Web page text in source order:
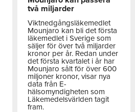
två miljarder
Viktnedgångsläkemedlet
Mounjaro kan bli det första
läkemedlet i Sverige som
säljer för över två miljarder
kronor per år. Redan under
det första kvartalet i år har
Mounjaro sålt för över 600
miljoner kronor, visar nya
data från E-
hälsomyndigheten som
Läkemedelsvärlden tagit
fram.